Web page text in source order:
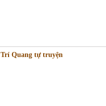
Trí Quang tự truyện